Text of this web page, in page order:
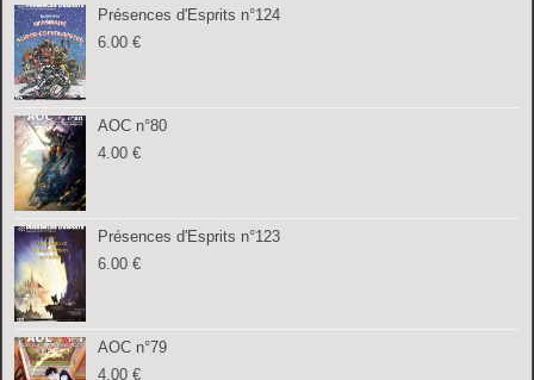
Présences d'Esprits n°124
6.00€
AOC n°80
4.00€
Présences d'Esprits n°123
6.00€
AOC n°79
4.00€